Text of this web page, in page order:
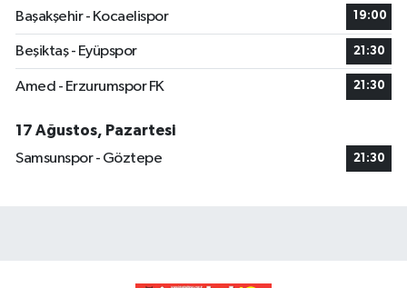
Başakşehir - Kocaelispor
19:00
Beşiktaş - Eyüpspor 21:30
Amed - Erzurumspor FK 21:30
17 Ağustos, Pazartesi
Samsunspor - Göztepe
21:30